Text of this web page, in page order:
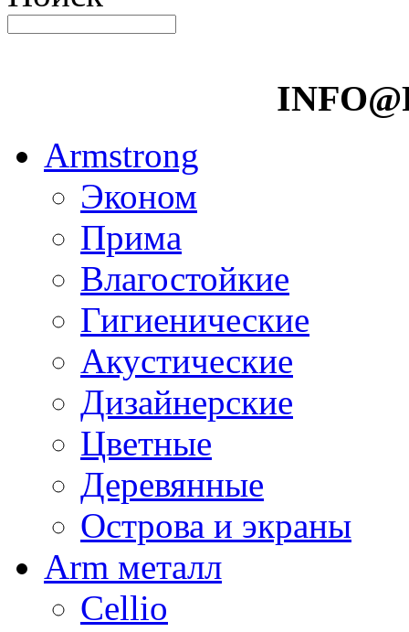
Armstrong
Эконом
Прима
Влагостойкие
Гигиенические
Акустические
Дизайнерские
Цветные
Деревянные
Острова и экраны
Arm металл
Cellio